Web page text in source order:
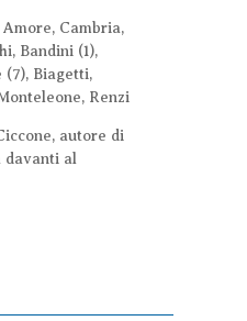
Cambria,
Bandini (1),
(7), Biagetti,
Renzi
autore di
davanti al